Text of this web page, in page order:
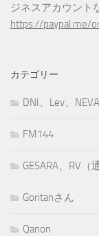
ジネスアカウント
https://paypal.me/
カテゴリー
DNI、Lev、
FM144
GESARA、RV（
Goritanさん
Qanon